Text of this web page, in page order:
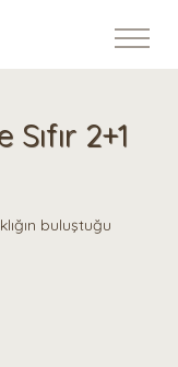
2+1
buluştuğu